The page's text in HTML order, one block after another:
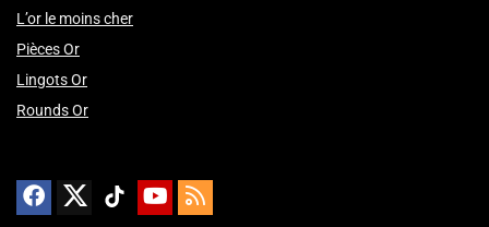
L’or le moins cher
Pièces Or
Lingots Or
Rounds Or